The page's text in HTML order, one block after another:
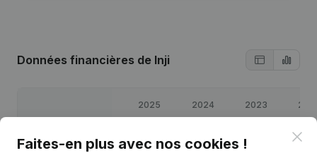
Données financières de Inji
2025 2024 2023
Bénéfices/pertes €5 584 €9 408 € 39 257 €11
Faites-en plus avec nos cookies !